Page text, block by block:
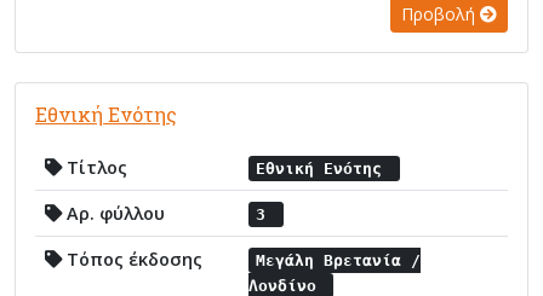
Προβολή
Εθνική Ενότης
Τίτλος Εθνική Ενότης
Αρ. φύλλου 3
Τόπος έκδοσης
Μεγάλη Βρετανία /
Λονδίνο